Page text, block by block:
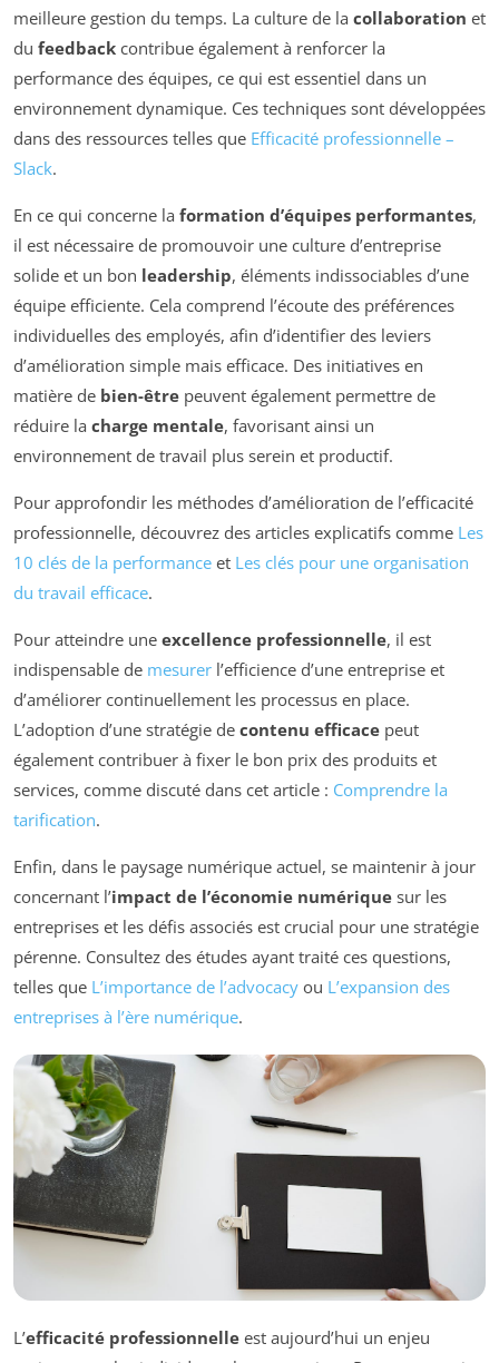
meilleure gestion du temps. La culture de la collaboration et
du feedback contribue également à renforcer la
performance des équipes, ce qui est essentiel dans un
environnement dynamique. Ces techniques sont développées
dans des ressources telles que Efficacité professionnelle –
Slack.
En ce qui concerne la formation d’équipes performantes,
il est nécessaire de promouvoir une culture d’entreprise
solide et un bon leadership, éléments indissociables d’une
équipe efficiente. Cela comprend l’écoute des préférences
individuelles des employés, afin d’identifier des leviers
d’amélioration simple mais efficace. Des initiatives en
matière de bien-être peuvent également permettre de
réduire la charge mentale, favorisant ainsi un
environnement de travail plus serein et productif.
Pour approfondir les méthodes d’amélioration de l’efficacité
professionnelle, découvrez des articles explicatifs comme Les
10 clés de la performance et Les clés pour une organisation
du travail efficace.
Pour atteindre une excellence professionnelle, il est
indispensable de mesurer l’efficience d’une entreprise et
d’améliorer continuellement les processus en place.
L’adoption d’une stratégie de contenu efficace peut
également contribuer à fixer le bon prix des produits et
services, comme discuté dans cet article : Comprendre la
tarification.
Enfin, dans le paysage numérique actuel, se maintenir à jour
concernant l’impact de l’économie numérique sur les
entreprises et les défis associés est crucial pour une stratégie
pérenne. Consultez des études ayant traité ces questions,
telles que L’importance de l’advocacy ou L’expansion des
entreprises à l’ère numérique.
L’efficacité professionnelle est aujourd’hui un enjeu